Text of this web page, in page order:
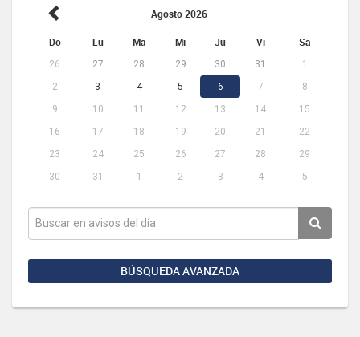
Agosto 2026
Do Lu Ma Mi Ju Vi Sa
26 27 28 29 30 31
1
2
3 4 5 6 7
8
9
10 11 12 13 14
15
16
17 18 19 20 21
22
23
24 25 26 27 28
29
30
31 1 2 3 4 5
BÚSQUEDA AVANZADA